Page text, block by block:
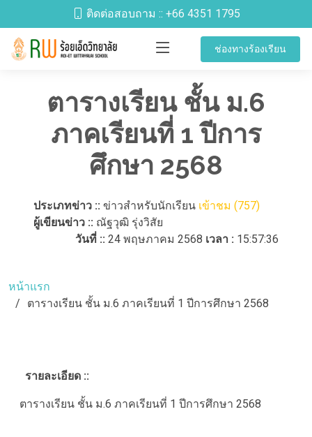
ติดต่อสอบถาม :: +66 4351 1795
ช่องทางร้องเรียน
ตารางเรียน ชั้น ม.6
ภาคเรียนที่ 1 ปีการ
ศึกษา 2568
ประเภทข่าว :: ข่าวสำหรับนักเรียน เข้าชม (757)
ผู้เขียนข่าว :: ณัฐวุฒิ รุ่งวิสัย
วันที่ :: 24 พฤษภาคม 2568 เวลา : 15:57:36
หน้าแรก
ตารางเรียน ชั้น ม.6 ภาคเรียนที่ 1 ปีการศึกษา 2568
รายละเอียด ::
ตารางเรียน ชั้น ม.6 ภาคเรียนที่ 1 ปีการศึกษา 2568